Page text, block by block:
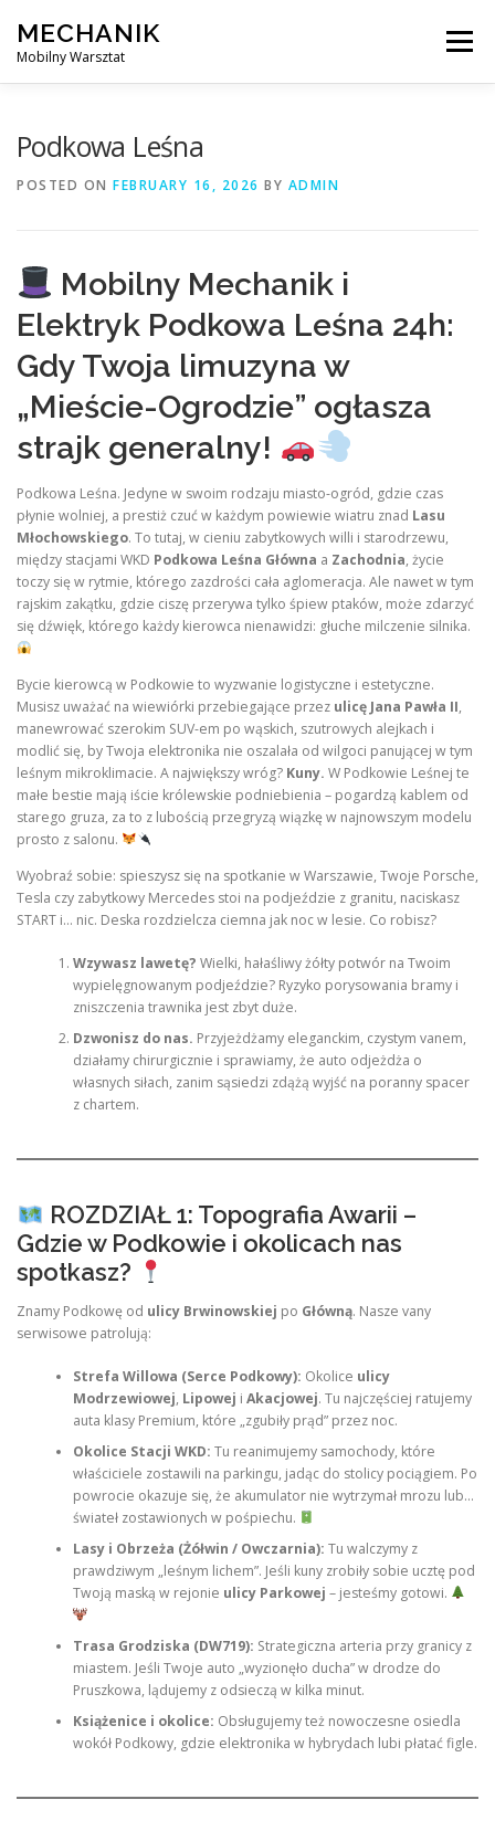
content
MECHANIK
Mobilny Warsztat
Menu
Podkowa Leśna
POSTED ON FEBRUARY 16, 2026 BY ADMIN
Mobilny Mechanik i
Elektryk Podkowa Leśna 24h:
Gdy Twoja limuzyna w
„Mieście-Ogrodzie” ogłasza
strajk generalny!
Podkowa Leśna. Jedyne w swoim rodzaju miasto-ogród, gdzie czas
płynie wolniej, a prestiż czuć w każdym powiewie wiatru znad Lasu
Młochowskiego. To tutaj, w cieniu zabytkowych willi i starodrzewu,
między stacjami WKD Podkowa Leśna Główna a Zachodnia, życie
toczy się w rytmie, którego zazdrości cała aglomeracja. Ale nawet w tym
rajskim zakątku, gdzie ciszę przerywa tylko śpiew ptaków, może zdarzyć
się dźwięk, którego każdy kierowca nienawidzi: głuche milczenie silnika.
Bycie kierowcą w Podkowie to wyzwanie logistyczne i estetyczne.
Musisz uważać na wiewiórki przebiegające przez ulicę Jana Pawła II,
manewrować szerokim SUV-em po wąskich, szutrowych alejkach i
modlić się, by Twoja elektronika nie oszalała od wilgoci panującej w tym
leśnym mikroklimacie. A największy wróg? Kuny. W Podkowie Leśnej te
małe bestie mają iście królewskie podniebienia – pogardzą kablem od
starego gruza, za to z lubością przegryzą wiązkę w najnowszym modelu
prosto z salonu.
Wyobraź sobie: spieszysz się na spotkanie w Warszawie, Twoje Porsche,
Tesla czy zabytkowy Mercedes stoi na podjeździe z granitu, naciskasz
START i… nic. Deska rozdzielcza ciemna jak noc w lesie. Co robisz?
Wzywasz lawetę? Wielki, hałaśliwy żółty potwór na Twoim
wypielęgnowanym podjeździe? Ryzyko porysowania bramy i
zniszczenia trawnika jest zbyt duże.
Dzwonisz do nas. Przyjeżdżamy eleganckim, czystym vanem,
działamy chirurgicznie i sprawiamy, że auto odjeżdża o
własnych siłach, zanim sąsiedzi zdążą wyjść na poranny spacer
z chartem.
ROZDZIAŁ 1: Topografia Awarii –
Gdzie w Podkowie i okolicach nas
spotkasz?
Znamy Podkowę od ulicy Brwinowskiej po Główną. Nasze vany
serwisowe patrolują:
Strefa Willowa (Serce Podkowy): Okolice ulicy
Modrzewiowej, Lipowej i Akacjowej. Tu najczęściej ratujemy
auta klasy Premium, które „zgubiły prąd” przez noc.
Okolice Stacji WKD: Tu reanimujemy samochody, które
właściciele zostawili na parkingu, jadąc do stolicy pociągiem. Po
powrocie okazuje się, że akumulator nie wytrzymał mrozu lub…
świateł zostawionych w pośpiechu.
Lasy i Obrzeża (Żółwin / Owczarnia): Tu walczymy z
prawdziwym „leśnym lichem”. Jeśli kuny zrobiły sobie ucztę pod
Twoją maską w rejonie ulicy Parkowej – jesteśmy gotowi.
Trasa Grodziska (DW719): Strategiczna arteria przy granicy z
miastem. Jeśli Twoje auto „wyzionęło ducha” w drodze do
Pruszkowa, lądujemy z odsieczą w kilka minut.
Książenice i okolice: Obsługujemy też nowoczesne osiedla
wokół Podkowy, gdzie elektronika w hybrydach lubi płatać figle.